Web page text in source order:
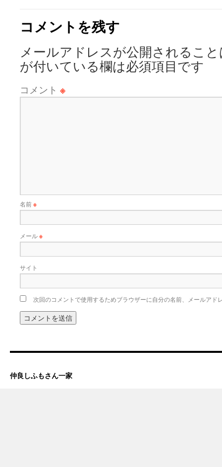
コメントを残す
メールアドレスが公開されるこ
が付いている欄は必須項目です
コメント ※
名前※
メール※
サイト
次回のコメントで使用するためブラウザーに自分の名前、メールアド
仲良しふもさん一家